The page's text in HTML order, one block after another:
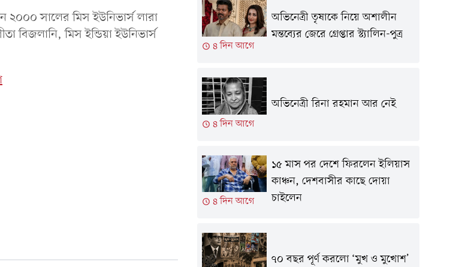
২০০০ সালের মিস ইউনিভার্স লারা
বিজলানি, মিস ইন্ডিয়া ইউনিভার্স
৪ দিন আগে
অভিনেত্রী তৃষাকে নিয়ে অশালীন
মন্তব্যের জেরে গ্রেপ্তার স্ট্যালিন-পুত্র
৪ দিন আগে
অভিনেত্রী রিনা রহমান আর নেই
৪ দিন আগে
১৫ মাস পর দেশে ফিরলেন ইলিয়াস
কাঞ্চন, দেশবাসীর কাছে দোয়া
চাইলেন
৭০ বছর পূর্ণ করলো ‘মুখ ও মুখোশ’